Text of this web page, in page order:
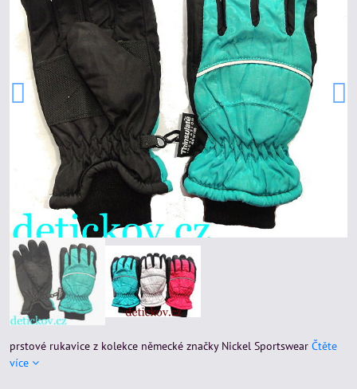
prstové rukavice z kolekce německé značky Nickel Sportswear Čtěte
více